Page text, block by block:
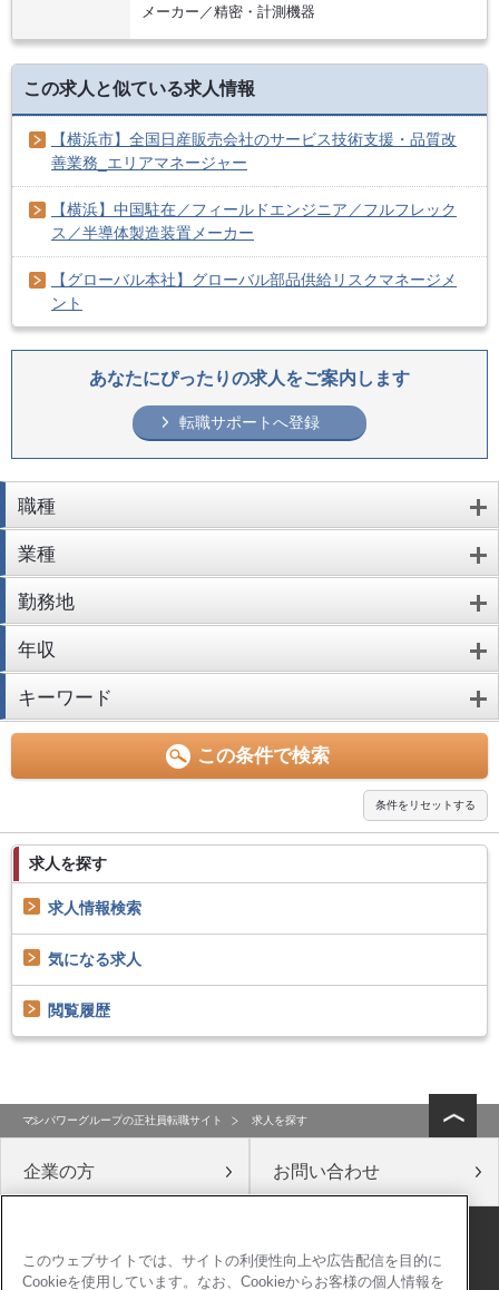
メーカー／精密・計測機器
この求人と似ている求人情報
【横浜市】全国日産販売会社のサービス技術支援・品質改
善業務_エリアマネージャー
【横浜】中国駐在／フィールドエンジニア／フルフレック
ス／半導体製造装置メーカー
【グローバル本社】グローバル部品供給リスクマネージメ
ント
あなたにぴったりの求人をご案内します
転職サポートへ登録
職種
業種
勤務地
年収
キーワード
求人を探す
求人情報検索
気になる求人
閲覧履歴
マンパワーグループの正社員転職サイト 求人を探す
企業の方 お問い合わせ
公式ソーシャルメディア
このウェブサイトでは、サイトの利便性向上や広告配信を目的に
Cookieを使用しています。なお、Cookieからお客様の個人情報を